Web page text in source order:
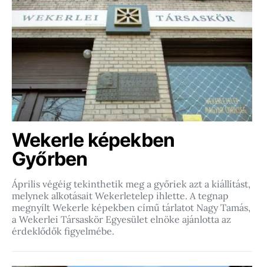
Wekerle képekben
Győrben
Április végéig tekinthetik meg a győriek azt a kiállítást,
melynek alkotásait Wekerletelep ihlette. A tegnap
megnyílt Wekerle képekben című tárlatot Nagy Tamás,
a Wekerlei Társaskör Egyesület elnöke ajánlotta az
érdeklődők figyelmébe.